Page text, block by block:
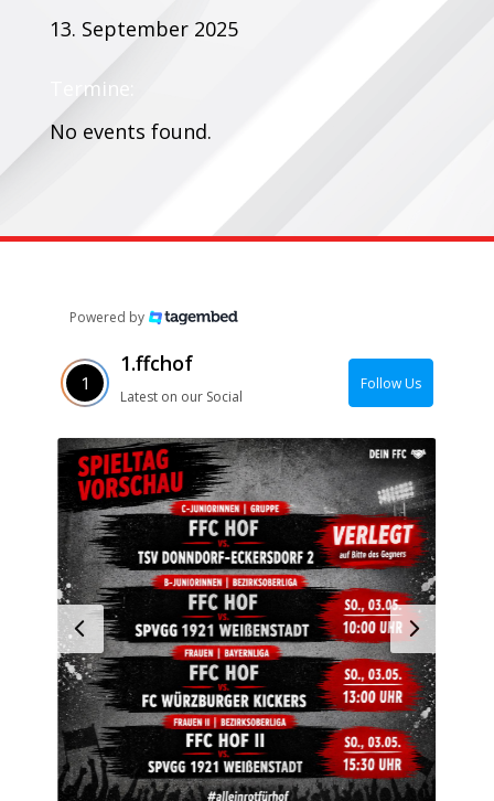
13. September 2025
Termine:
No events found.
Powered by
1.ffchof
Latest on our Social
Follow Us